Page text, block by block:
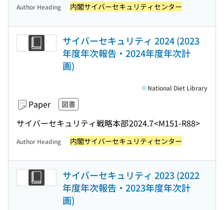
Author Heading 内閣サイバーセキュリティセンター
サイバーセキュリティ 2024 (2023
年度年次報告・2024年度年次計
画)
Paper 図書
サイバーセキュリティ戦略本部2024.7<M151-R88>
National Diet Library
Author Heading 内閣サイバーセキュリティセンター
サイバーセキュリティ 2023 (2022
年度年次報告・2023年度年次計
画)